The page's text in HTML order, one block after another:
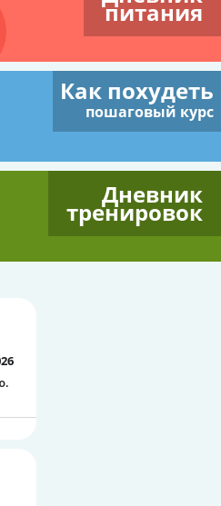
питания
Как похудеть
пошаговый курс
Дневник
тренировок